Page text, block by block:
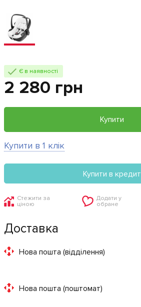
Є в наявності
2 280 грн
Купити
Купити в 1 клік
Купити в кредит
Стежити за
ціною
Додати у
обране
Доставка
Нова пошта (відділення)
Нова пошта (поштомат)